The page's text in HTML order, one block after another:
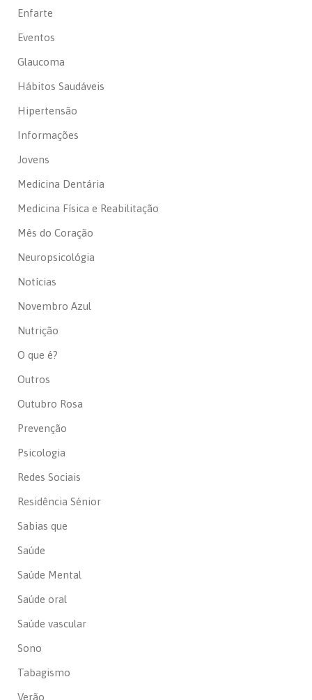
Enfarte
Eventos
Glaucoma
Hábitos Saudáveis
Hipertensão
Informações
Jovens
Medicina Dentária
Medicina Física e Reabilitação
Mês do Coração
Neuropsicológia
Notícias
Novembro Azul
Nutrição
O que é?
Outros
Outubro Rosa
Prevenção
Psicologia
Redes Sociais
Residência Sénior
Sabias que
Saúde
Saúde Mental
Saúde oral
Saúde vascular
Sono
Tabagismo
Verão